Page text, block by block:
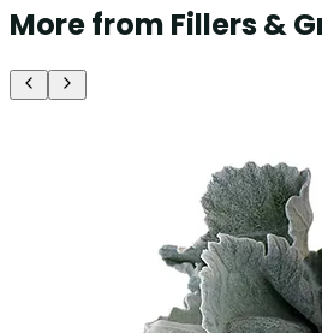
More from Fillers &